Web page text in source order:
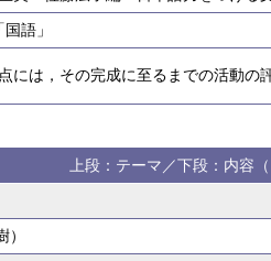
語」
には，その完成に至るまでの活動の
上段：テーマ／下段：内容